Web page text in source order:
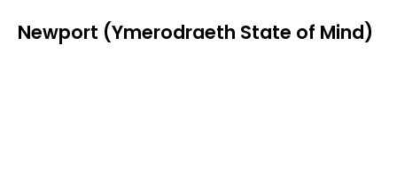
Newport (Ymerodraeth State of Mind)